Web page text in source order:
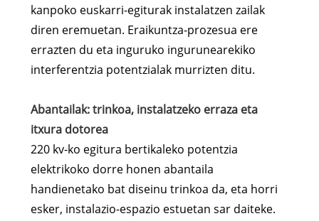
kanpoko euskarri-egiturak instalatzen zailak
diren eremuetan. Eraikuntza-prozesua ere
errazten du eta inguruko ingurunearekiko
interferentzia potentzialak murrizten ditu.
Abantailak: trinkoa, instalatzeko erraza eta
itxura dotorea
220 kv-ko egitura bertikaleko potentzia
elektrikoko dorre honen abantaila
handienetako bat diseinu trinkoa da, eta horri
esker, instalazio-espazio estuetan sar daiteke.